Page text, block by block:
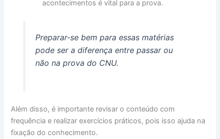
acontecimentos é vital para a prova.
Preparar-se bem para essas matérias
pode ser a diferença entre passar ou
não na prova do CNU.
Além disso, é importante revisar o conteúdo com
frequência e realizar exercícios práticos, pois isso ajuda na
fixação do conhecimento.